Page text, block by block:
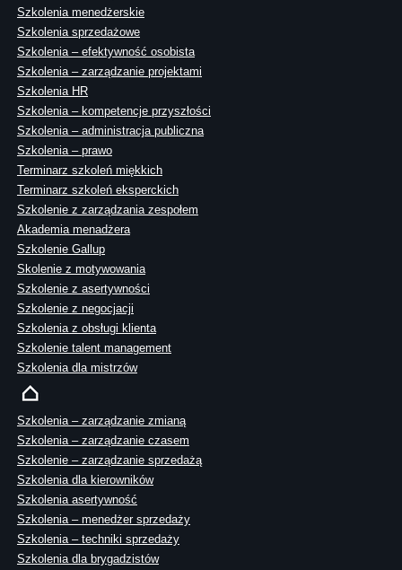
Szkolenia menedżerskie
Szkolenia sprzedażowe
Szkolenia – efektywność osobista
Szkolenia – zarządzanie projektami
Szkolenia HR
Szkolenia – kompetencje przyszłości
Szkolenia – administracja publiczna
Szkolenia – prawo
Terminarz szkoleń miękkich
Terminarz szkoleń eksperckich
Szkolenie z zarządzania zespołem
Akademia menadżera
Szkolenie Gallup
Skolenie z motywowania
Szkolenie z asertywności
Szkolenie z negocjacji
Szkolenia z obsługi klienta
Szkolenie talent management
Szkolenia dla mistrzów
Szkolenia – zarządzanie zmianą
Szkolenia – zarządzanie czasem
Szkolenie – zarządzanie sprzedażą
Szkolenia dla kierowników
Szkolenia asertywność
Szkolenia – menedżer sprzedaży
Szkolenia – techniki sprzedaży
Szkolenia dla brygadzistów